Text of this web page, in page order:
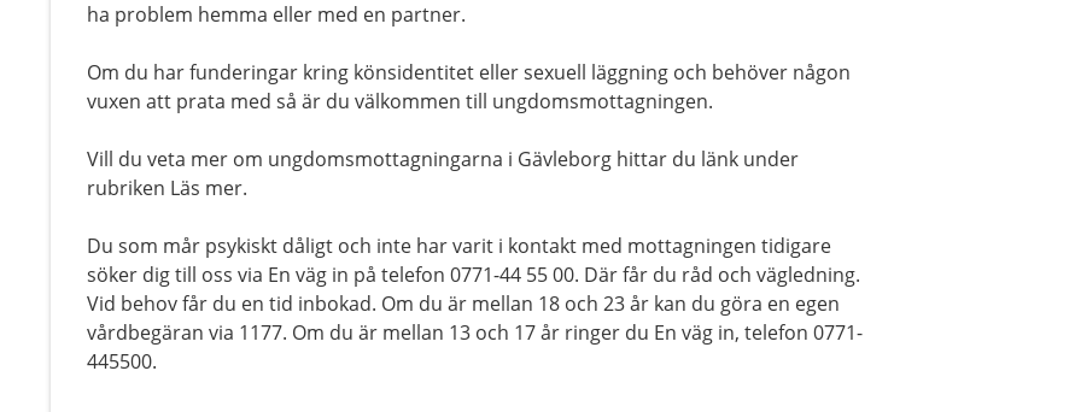
ha problem hemma eller med en partner.
Om du har funderingar kring könsidentitet eller sexuell läggning och behöver någon
vuxen att prata med så är du välkommen till ungdomsmottagningen.
Vill du veta mer om ungdomsmottagningarna i Gävleborg hittar du länk under
rubriken Läs mer.
Du som mår psykiskt dåligt och inte har varit i kontakt med mottagningen tidigare
söker dig till oss via En väg in på telefon 0771-44 55 00. Där får du råd och vägledning.
Vid behov får du en tid inbokad. Om du är mellan 18 och 23 år kan du göra en egen
vårdbegäran via 1177. Om du är mellan 13 och 17 år ringer du En väg in, telefon 0771-
445500.